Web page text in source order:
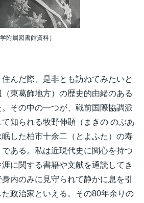
附属図書館資料）
んだ際、是非とも訪ねてみたいと
東葛飾地方）の歴史的由緒のある
その中の一つが、戦前国際協調派
知られる牧野伸顕（まきの のぶあ
した柏市十余二（とよふた）の寿
ある。私は近現代史に関心を持つ
に関する書籍や文献を通読してき
内のみに見守られて静かに息を引
政治家といえる。その80年余りの